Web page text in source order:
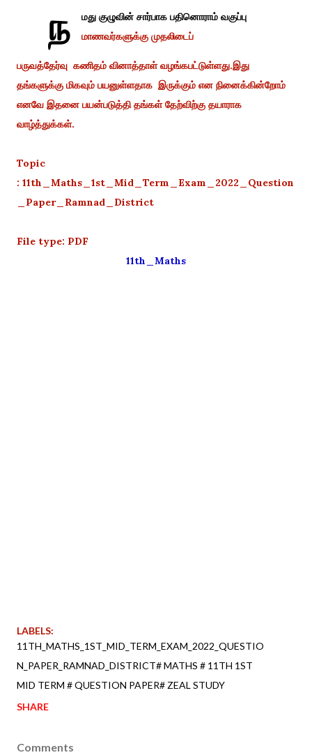
ந
மது குழுவின் சார்பாக பதினொராம் வகுப்பு
மாணவர்களுக்கு முதலிடைப்
பருவத்தேர்வு கணிதம் வினாத்தாள் வழங்கபட்டுள்ளது.இது
தங்களுக்கு மிகவும் பயனுள்ளதாக இருக்கும் என நினைக்கின்றோம்
எனவே இதனை பயன்படுத்தி தங்கள் தேற்விற்கு தயாராக
வாழ்த்துக்கள்.
Topic
: 11th_Maths_1st_Mid_Term_Exam_2022_Question
_Paper_Ramnad_District
File type: PDF
11th_Maths
LABELS:
11TH_MATHS_1ST_MID_TERM_EXAM_2022_QUESTIO
N_PAPER_RAMNAD_DISTRICT# MATHS # 11TH 1ST
MID TERM # QUESTION PAPER# ZEAL STUDY
SHARE
Comments